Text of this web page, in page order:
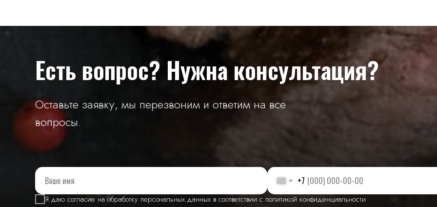
Есть вопрос? Нужна консультация?
Оставьте заявку, мы перезвоним и ответим на все
вопросы.
+7
Я даю согласие на обработку персональных данных в соответствии с политикой конфиденциальности